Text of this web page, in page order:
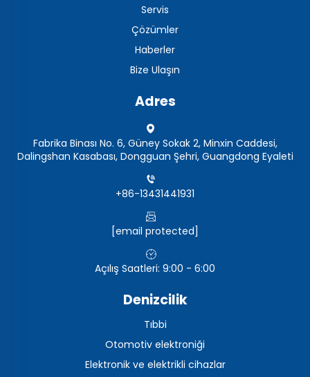
Servis
Çözümler
Haberler
Bize Ulaşın
Adres
Fabrika Binası No. 6, Güney Sokak 2, Minxin Caddesi,
Dalingshan Kasabası, Dongguan Şehri, Guangdong Eyaleti
+86-13431441931
[email protected]
Açılış Saatleri: 9:00 - 6:00
Denizcilik
Tıbbi
Otomotiv elektroniği
Elektronik ve elektrikli cihazlar